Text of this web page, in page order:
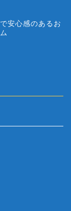
安心感のあるお